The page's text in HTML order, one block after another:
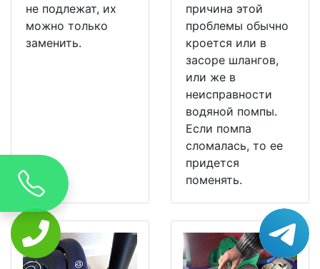
не подлежат, их
можно только
заменить.
причина этой
проблемы обычно
кроется или в
засоре шлангов,
или же в
неисправности
водяной помпы.
Если помпа
сломалась, то ее
придется
поменять.